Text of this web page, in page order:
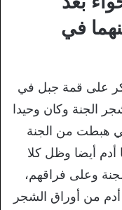
في
على قمة جبل في
الجنة وكان وحيدا
هبطت من الجنة
أيضا وظل كلا
وعلى فراقهم،
أدم من أوراق الشجر